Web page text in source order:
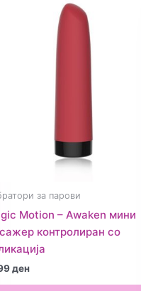
за парови
Motion – Awaken мини
контролиран со
ден